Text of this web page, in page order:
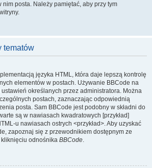
posta. Należy pamiętać, aby przy tym
tematów
języka HTML, która daje lepszą kontrolę
elementów w postach. Używanie BBCode na
określanych przez administratora. Można
postach, zaznaczając odpowiednią
posta. Sam BBCode jest podobny w składni do
są w nawiasach kwadratowych [przykład]
u nawiasach ostrych <przykład>. Aby uzyskać
zapoznaj się z przewodnikiem dostępnym ze
odnośnika BBCode.